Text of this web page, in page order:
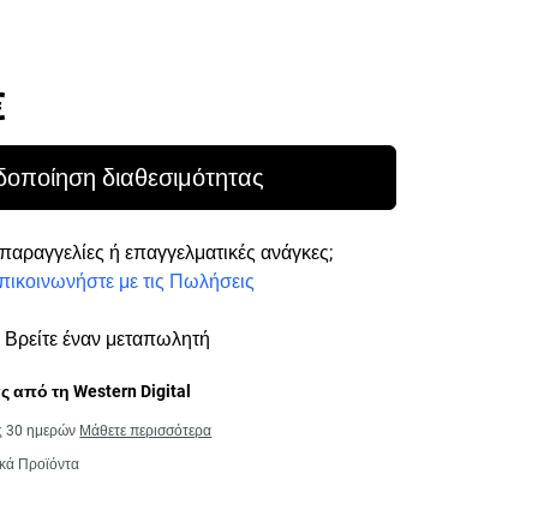
Price 1.220,99 €
διαθεσιμότητας
ή επαγγελματικές ανάγκες;
με τις Πωλήσεις
Βρείτε έναν μεταπωλητή
από τη Western Digital
30 ημερών Μάθετε περισσότερα
Προϊόντα